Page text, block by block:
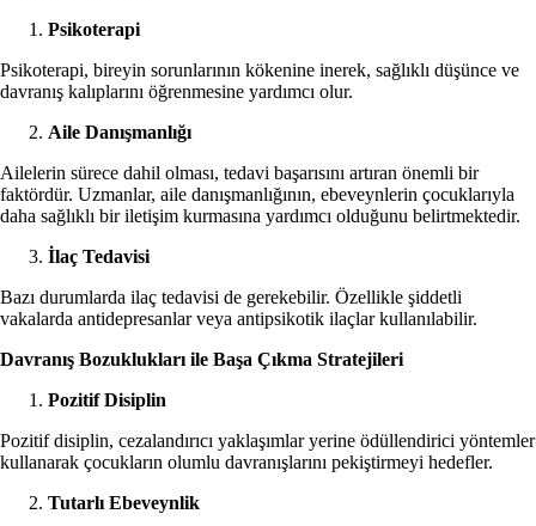
Psikoterapi
Psikoterapi, bireyin sorunlarının kökenine inerek, sağlıklı düşünce ve
davranış kalıplarını öğrenmesine yardımcı olur.
Aile Danışmanlığı
Ailelerin sürece dahil olması, tedavi başarısını artıran önemli bir
faktördür. Uzmanlar, aile danışmanlığının, ebeveynlerin çocuklarıyla
daha sağlıklı bir iletişim kurmasına yardımcı olduğunu belirtmektedir.
İlaç Tedavisi
Bazı durumlarda ilaç tedavisi de gerekebilir. Özellikle şiddetli
vakalarda antidepresanlar veya antipsikotik ilaçlar kullanılabilir.
Davranış Bozuklukları ile Başa Çıkma Stratejileri
Pozitif Disiplin
Pozitif disiplin, cezalandırıcı yaklaşımlar yerine ödüllendirici yöntemler
kullanarak çocukların olumlu davranışlarını pekiştirmeyi hedefler.
Tutarlı Ebeveynlik